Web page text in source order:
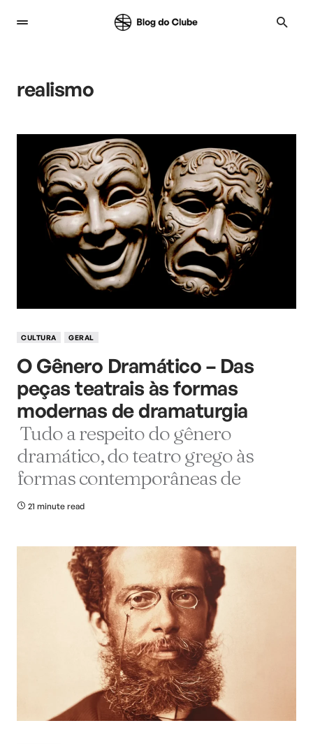
realismo
CULTURA GERAL
O Gênero Dramático – Das
peças teatrais às formas
modernas de dramaturgia
Tudo a respeito do gênero
dramático, do teatro grego às
formas contemporâneas de
21 minute read